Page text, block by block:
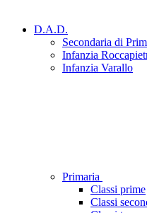
D.A.D.
Secondaria di
Infanzia
Infanzia Varallo
Primaria
Classi prime
Classi